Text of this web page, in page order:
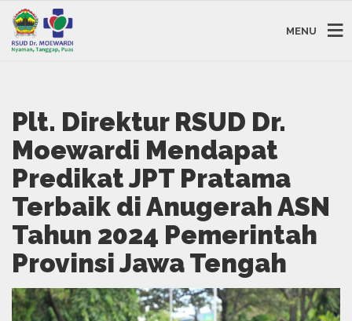
MENU
Plt. Direktur RSUD Dr.
Moewardi Mendapat
Predikat JPT Pratama
Terbaik di Anugerah ASN
Tahun 2024 Pemerintah
Provinsi Jawa Tengah